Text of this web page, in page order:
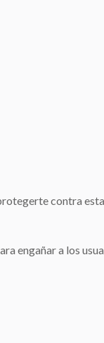
contra
engañar a los